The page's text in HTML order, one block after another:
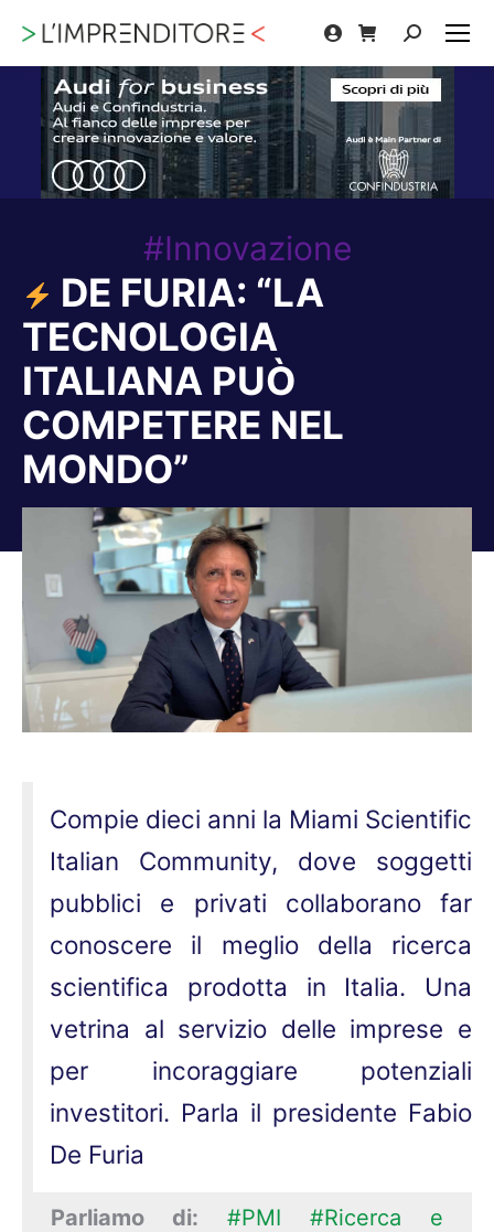
Cerca:
#Innovazione
DE FURIA: “LA
TECNOLOGIA
ITALIANA PUÒ
COMPETERE NEL
MONDO”
Tu sei qui:
Compie dieci anni la Miami Scientific
Italian Community, dove soggetti
pubblici e privati collaborano far
conoscere il meglio della ricerca
scientifica prodotta in Italia. Una
vetrina al servizio delle imprese e
per incoraggiare potenziali
investitori. Parla il presidente Fabio
De Furia
Parliamo di: #PMI
#Ricerca e